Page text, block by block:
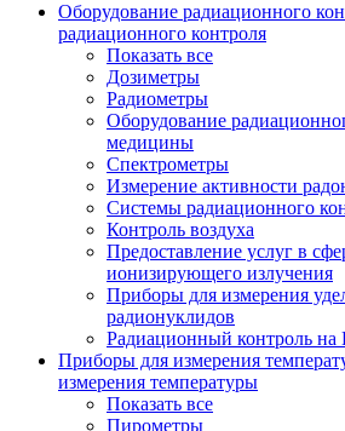
Оборудование радиационного
радиационного контроля
Показать все
Дозиметры
Радиометры
Оборудование
медицины
Спектрометры
Измерение активности
Системы радиационного
Контроль воздуха
Предоставление услуг в
ионизирующего излучения
Приборы для измерения
радионуклидов
Радиационный контроль
Приборы для измерения
измерения температуры
Показать все
Пирометры